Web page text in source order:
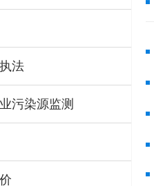
法
污染源监测